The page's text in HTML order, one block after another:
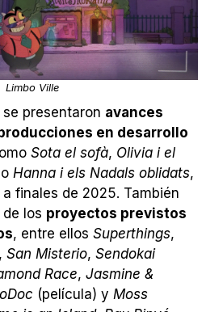
Limbo Ville
presentaron avances
en desarrollo
Sota el sofà, Olivia i el
o Hanna i els Nadals oblidats,
finales de 2025. También
los proyectos previstos
, entre ellos Superthings,
, San Misterio, Sendokai
Race, Jasmine &
(película) y Moss